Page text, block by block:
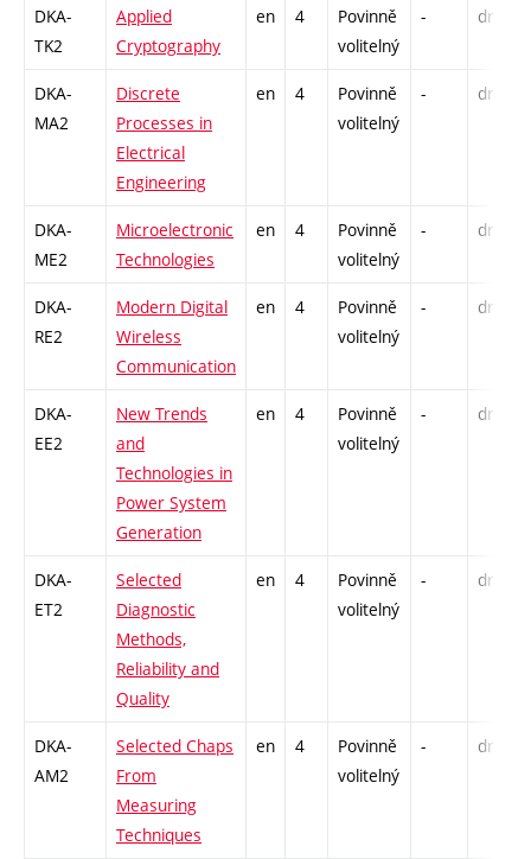
DKA-
TK2
Applied
Cryptography
en 4
Povinně
volitelný
- drzk
DKA-
MA2
Discrete
Processes in
Electrical
Engineering
en 4
Povinně
volitelný
- drzk
DKA-
ME2
Microelectronic
Technologies
en 4
Povinně
volitelný
- drzk
DKA-
RE2
Modern Digital
Wireless
Communication
en 4
Povinně
volitelný
- drzk
DKA-
EE2
New Trends
and
Technologies in
Power System
Generation
en 4
Povinně
volitelný
- drzk
DKA-
ET2
Selected
Diagnostic
Methods,
Reliability and
Quality
en 4
Povinně
volitelný
- drzk
DKA-
AM2
Selected Chaps
From
Measuring
Techniques
en 4
Povinně
volitelný
- drzk